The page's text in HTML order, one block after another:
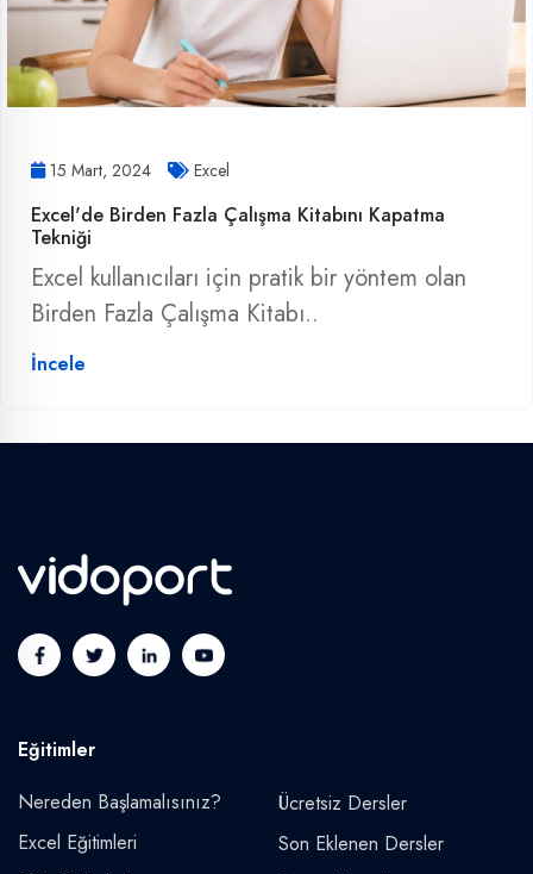
15 Mart, 2024 Excel
Excel'de Birden Fazla Çalışma Kitabını Kapatma
Tekniği
Excel kullanıcıları için pratik bir yöntem olan
Birden Fazla Çalışma Kitabı..
İncele
Eğitimler
Nereden Başlamalısınız?
Excel Eğitimleri
Ücretsiz Dersler
Son Eklenen Dersler